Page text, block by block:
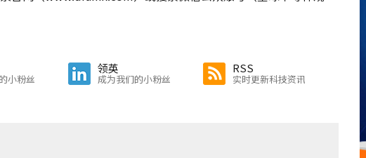
小粉丝
领英
成为我们的小粉丝
RSS
实时更新科技资讯